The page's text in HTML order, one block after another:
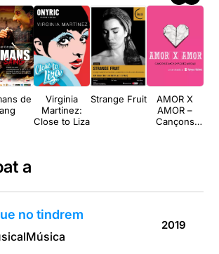
de
Virginia
Martínez:
Close to Liza
Strange Fruit
AMOR X
AMOR –
Cançons
a
no tindrem
Música
2019